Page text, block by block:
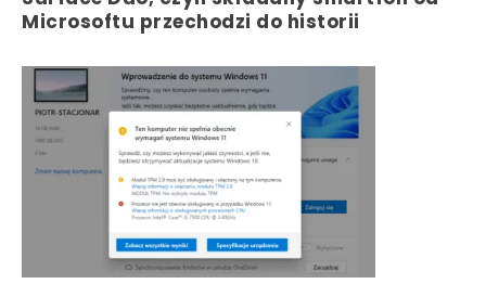
Microsoftu przechodzi do historii